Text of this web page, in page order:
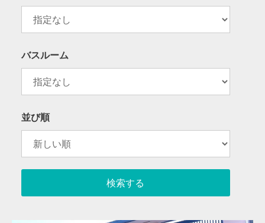
バスルーム
並び順